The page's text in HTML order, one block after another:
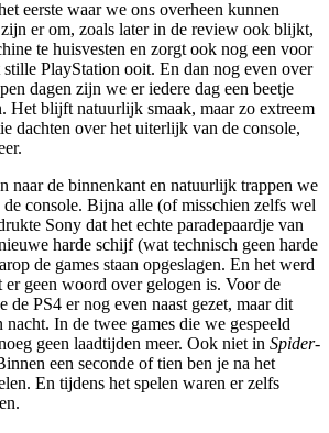
eerste waar we ons overheen kunnen
er om, zoals later in de review ook blijkt,
te huisvesten en zorgt ook nog een voor
PlayStation ooit. En dan nog even over
dagen zijn we er iedere dag een beetje
Het blijft natuurlijk smaak, maar zo extreem
dachten over het uiterlijk van de console,
naar de binnenkant en natuurlijk trappen we
console. Bijna alle (of misschien zelfs wel
Sony dat het echte paradepaardje van
harde schijf (wat technisch geen harde
de games staan opgeslagen. En het werd
geen woord over gelogen is. Voor de
de PS4 er nog even naast gezet, maar dit
In de twee games die we gespeeld
geen laadtijden meer. Ook niet in Spider-
een seconde of tien ben je na het
En tijdens het spelen waren er zelfs